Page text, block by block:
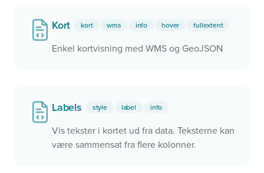
Kort kort wms info hover fullextent
Enkel kortvisning med WMS og GeoJSON
Labels style label info
Vis tekster i kortet ud fra data. Teksterne kan
være sammensat fra flere kolonner.